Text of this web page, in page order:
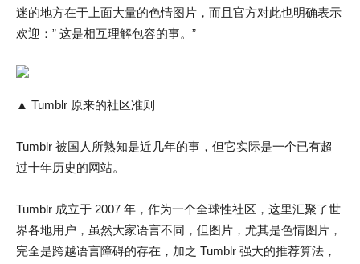
迷的地方在于上面大量的色情图片，而且官方对此也明确表示
欢迎：” 这是相互理解包容的事。”
▲ Tumblr 原来的社区准则
Tumblr 被国人所熟知是近几年的事，但它实际是一个已有超
过十年历史的网站。
Tumblr 成立于 2007 年，作为一个全球性社区，这里汇聚了世
界各地用户，虽然大家语言不同，但图片，尤其是色情图片，
完全是跨越语言障碍的存在，加之 Tumblr 强大的推荐算法，